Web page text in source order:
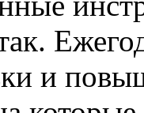
и